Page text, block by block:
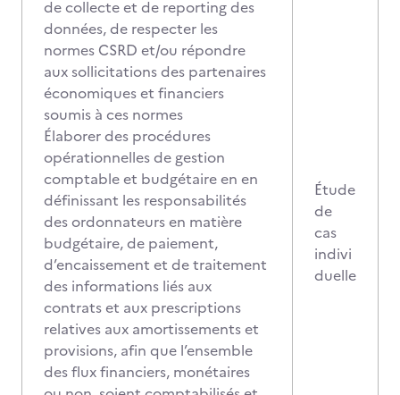
de collecte et de reporting des
données, de respecter les
normes CSRD et/ou répondre
aux sollicitations des partenaires
économiques et financiers
soumis à ces normes
Élaborer des procédures
opérationnelles de gestion
comptable et budgétaire en en
définissant les responsabilités
des ordonnateurs en matière
budgétaire, de paiement,
d’encaissement et de traitement
des informations liés aux
contrats et aux prescriptions
relatives aux amortissements et
provisions, afin que l’ensemble
des flux financiers, monétaires
Étude
de
cas
indivi
duelle